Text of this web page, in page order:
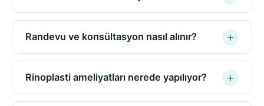
Randevu ve konsültasyon nasıl alınır?
Rinoplasti ameliyatları nerede yapılıyor?